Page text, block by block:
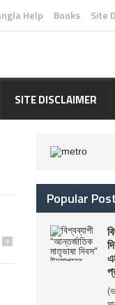
Help Books Site
SITE DISCLAIMER
+
Popular